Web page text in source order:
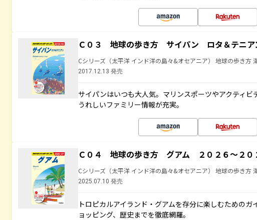
Ｃ０３ 地球の歩き方 サイパン ロタ＆テニア
Cシリーズ（太平洋 インド洋の島々&オセアニア） 地球の歩き方
2017.12.13 発売
サイパンはいつも大人気。マリンスポーツやアクティビ
うれしいファミリー情報が充実。
Ｃ０４ 地球の歩き方 グアム ２０２６～２０
Cシリーズ（太平洋 インド洋の島々&オセアニア） 地球の歩き方
2025.07.10 発売
トロピカルアイランド・グアムを存分に楽しむための
ョッピング、歴史までを徹底網羅。